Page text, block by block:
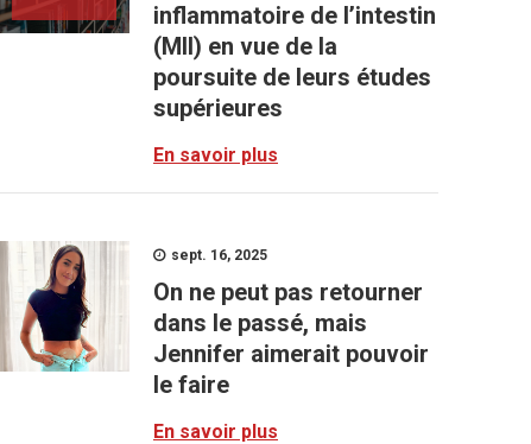
inflammatoire de l’intestin
(MII) en vue de la
poursuite de leurs études
supérieures
En savoir plus
sept. 16, 2025
On ne peut pas retourner
dans le passé, mais
Jennifer aimerait pouvoir
le faire
En savoir plus